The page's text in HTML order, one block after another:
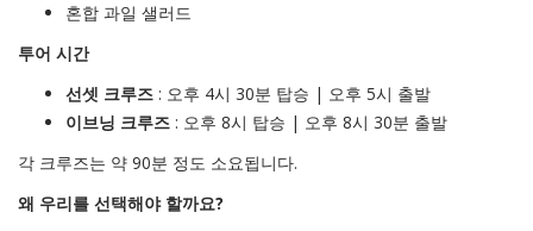
혼합 과일 샐러드
투어 시간
선셋 크루즈 : 오후 4시 30분 탑승 | 오후 5시 출발
이브닝 크루즈 : 오후 8시 탑승 | 오후 8시 30분 출발
각 크루즈는 약 90분 정도 소요됩니다.
왜 우리를 선택해야 할까요?